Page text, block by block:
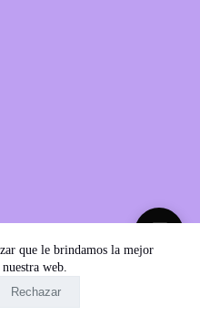
que le brindamos la mejor
web.
Rechazar